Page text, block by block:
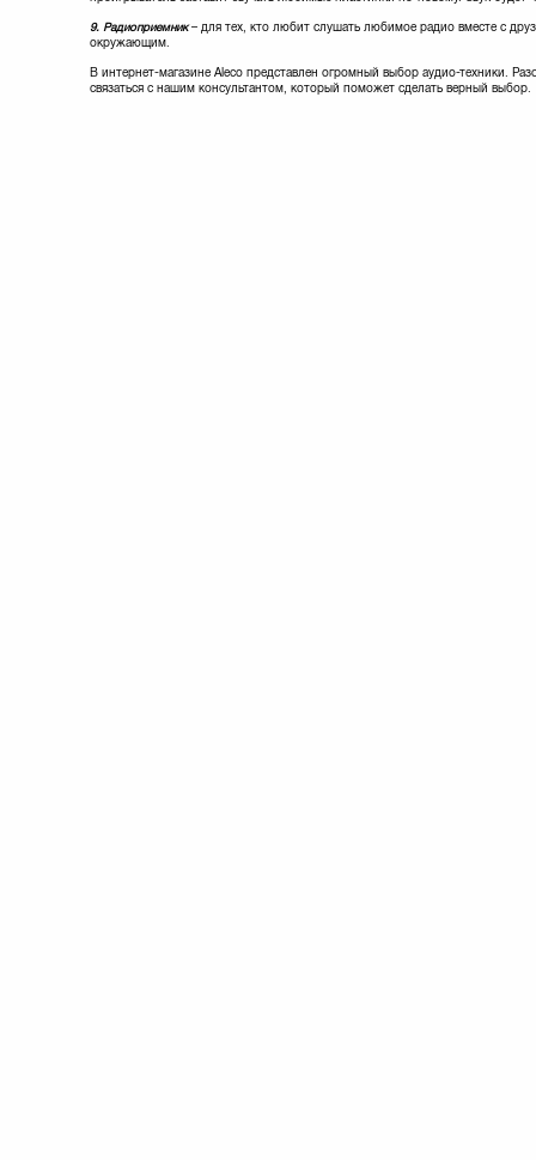
9. Радиоприемник– для тех, кто любит слушать любимое радио вместе с
окружающим.
В интернет-магазине Aleco представлен огромный выбор аудио-техники.
связаться с нашим консультантом, который поможет сделать верный выбор.